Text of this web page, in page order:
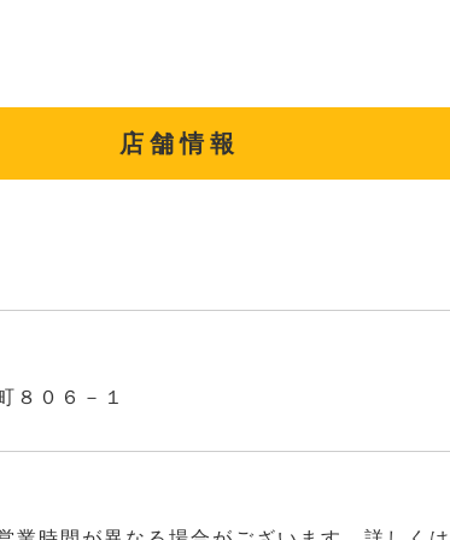
店舗情報
８０６－１